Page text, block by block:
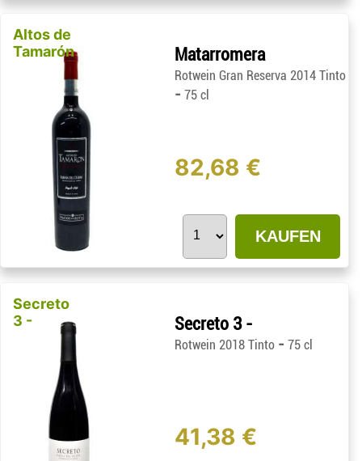
Altos de
Tamarón
Matarromera
Rotwein Gran Reserva 2014 Tinto
-75 cl
82,68 €
KAUFEN
Secreto
3 -
Secreto 3 -
Rotwein 2018 Tinto -75 cl
41,38 €